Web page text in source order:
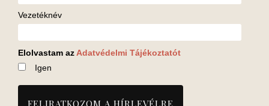
Vezetéknév
Elolvastam az Adatvédelmi Tájékoztatót
Igen